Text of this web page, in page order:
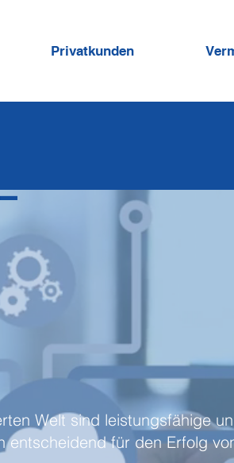
Privatkunden
Welt sind leistungsfähige
entscheidend für den Erfolg